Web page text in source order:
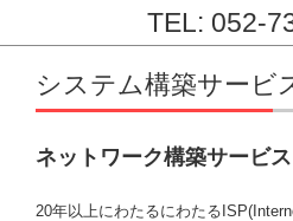
TEL: 052-
コンテンツに移動
システム構築サービ
ネットワーク構築サービス
20年以上にわたるにわたる